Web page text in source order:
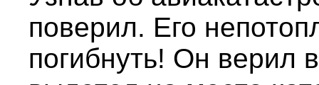
поверил. Его
погибнуть! Он верил